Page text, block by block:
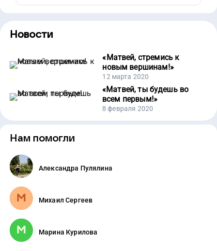
Новости
« Матвей, стремись к
новым вершинам!»
12 марта 2020
«Матвей, ты будешь во
всем первым!»
8 февраля 2020
Нам помогли
Александра Пулялина
Михаил Сергеев
Марина Курилова